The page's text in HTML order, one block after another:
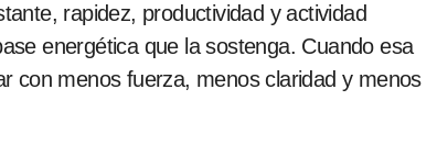
rapidez, productividad y actividad
energética que la sostenga. Cuando esa
con menos fuerza, menos claridad y menos